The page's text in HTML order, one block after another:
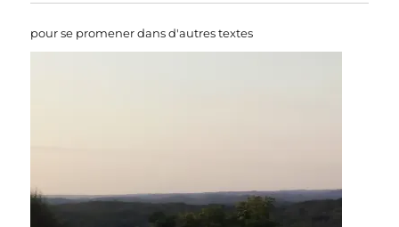
pour se promener dans d'autres textes